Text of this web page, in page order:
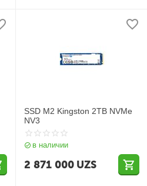
SSD M2 Kingston 2TB NVMe
NV3
в наличии
2 871 000 UZS